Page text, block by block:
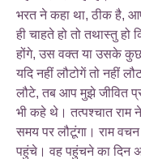
भरत ने कहा था, ठीक है,
ही चाहते हो तो तथास्तु
होंगे, उस वक्त या उसके कुछ
यदि नहीं लौटोगें तो नहीं
लौटे, तब आप मुझे जीवित
भी कहे थे। तत्पश्चात राम
समय पर लौटूंगा। राम
पहुंचे। वह पहुंचने का दिन